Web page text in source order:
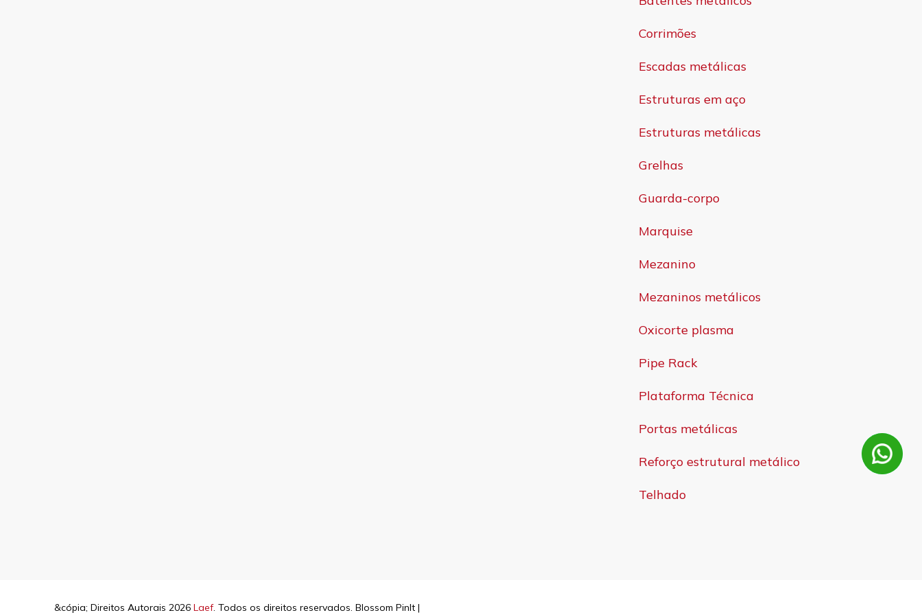
Corrimões
Escadas metálicas
Estruturas em aço
Estruturas metálicas
Grelhas
Guarda-corpo
Marquise
Mezanino
Mezaninos metálicos
Oxicorte plasma
Pipe Rack
Plataforma Técnica
Portas metálicas
Reforço estrutural metálico
Telhado
&cópia; Direitos Autorais 2026 Laef. Todos os direitos reservados. Blossom PinIt |